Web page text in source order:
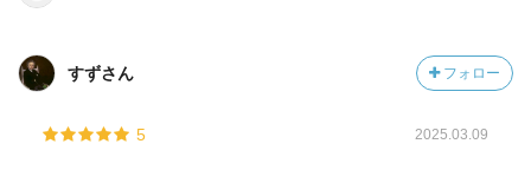
てから戻ってきたら、バルサと仲良くなれるのではないで
相変わらずとても素敵な作品でした。
手を出しづらいと思う人もいると思うけれど、とってもお
すずさん フォロー
5 2025.03.09